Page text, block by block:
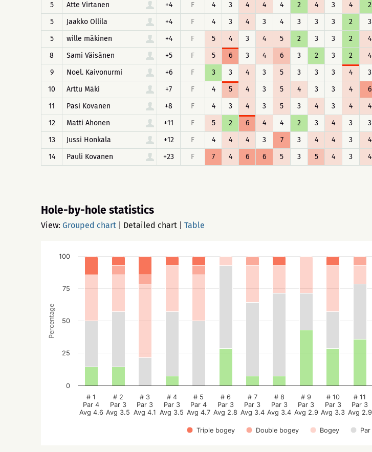
5
Atte Virtanen +4 F 4 3 4 4 4 2 4 3 4 2
5
Jaakko Ollila +4 F 4 3 4 3 4 3 3 3 2 3
5
wille mäkinen +4 F 5 4 3 4 5 2 3 3 2 4
8
Sami Väisänen +5 F 5 6 3 4 6 3 2 3 2 4
9
Noel. Kaivonurmi +6 F 3 3 4 3 5 3 3 3 4 3
10
Arttu Mäki +7 F 4 5 4 3 5 4 3 3 4 6
11
Pasi Kovanen +8 F 4 3 4 3 5 3 4 3 4 4
12
Matti Ahonen +11 F 5 2 6 4 4 2 3 4 3 3
13
Jussi Honkala +12 F 4 4 4 3 7 3 4 4 3 4
14
Pauli Kovanen +23 F 7 4 6 6 5 3 5 4 3 4
Hole-by-hole statistics
View: Grouped chart Detailed chart Table
Percentage
Triple bogey Double bogey Bogey Par
# 1
Par 4
Avg 4.6
# 2
Par 3
Avg 3.5
# 3
Par 3
Avg 4.1
# 4
Par 3
Avg 3.5
# 5
Par 4
Avg 4.7
# 6
Par 3
Avg 2.8
# 7
Par 3
Avg 3.4
# 8
Par 3
Avg 3.4
# 9
Par 3
Avg 2.9
# 10
Par 3
Avg 3.3
# 11
Par 3
Avg 2.9
0
25
50
75
100